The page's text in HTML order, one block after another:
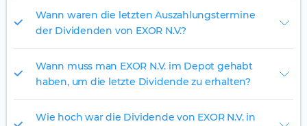
Wann waren die letzten Auszahlungstermine
der Dividenden von EXOR N.V.?
Wann muss man EXOR N.V. im Depot gehabt
haben, um die letzte Dividende zu erhalten?
Wie hoch war die Dividende von EXOR N.V. in